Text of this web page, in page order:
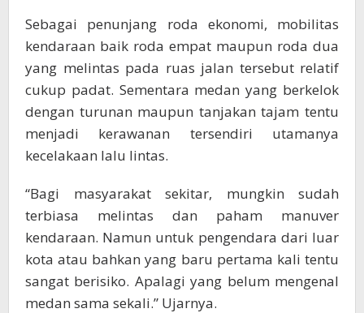
Sebagai penunjang roda ekonomi, mobilitas
kendaraan baik roda empat maupun roda dua
yang melintas pada ruas jalan tersebut relatif
cukup padat. Sementara medan yang berkelok
dengan turunan maupun tanjakan tajam tentu
menjadi kerawanan tersendiri utamanya
kecelakaan lalu lintas.
“Bagi masyarakat sekitar, mungkin sudah
terbiasa melintas dan paham manuver
kendaraan. Namun untuk pengendara dari luar
kota atau bahkan yang baru pertama kali tentu
sangat berisiko. Apalagi yang belum mengenal
medan sama sekali.” Ujarnya.